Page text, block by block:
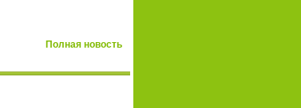
Полная новость